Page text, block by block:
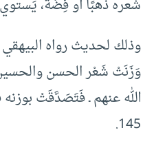
شَعره ذهبًا أو فِضَّة،
وذلك لحديث رواه
وَزَنَتْ شَعْر الحسن
145.